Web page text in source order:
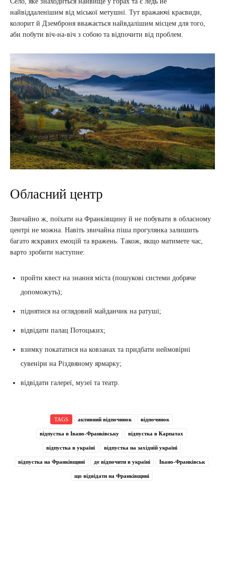
найвіддаленішим від міської метушні. Тут вражаючі краєвиди,
колорит й Дземброня вважається найвдалішим місцем для того,
аби побути віч-на-віч з собою та відпочити від проблем.
Обласний центр
Звичайно ж, поїхати на Франківщину й не побувати в обласному
центрі не можна. Навіть звичайна піша прогулянка залишить
багато яскравих емоцій та вражень. Також, якщо матимете час,
варто зробити наступне:
пройти квест на знання міста (пошукові системи добряче
допоможуть);
піднятися на оглядовий майданчик на ратуші;
відвідати палац Потоцьких;
взимку покататися на ковзанах та придбати неймовірні
сувеніри на Різдвяному ярмарку;
відвідати галереї, музеї та театр.
TAGS активний відпочинок відпочинок
відпустка в Івано-Франківську відпустка в Карпатах
відпустка в україні відпустка на західній україні
відпустка на Франківщині де відпочити в україні Івано-Франківськ
що відвідати на Франківщині